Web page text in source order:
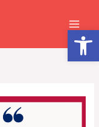
Abrir barra de herramientas